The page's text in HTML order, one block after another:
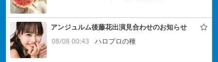
アンジュルム後藤花出演見合わせのお知らせ
08/08 00:43
ハロプロの種